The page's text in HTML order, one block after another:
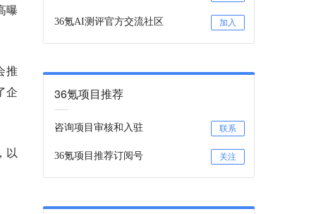
曝
推
企
以
36氪AI测评官方交流社区 加入
36氪项目推荐
咨询项目审核和入驻 联系
36氪项目推荐订阅号 关注